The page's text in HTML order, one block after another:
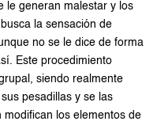
le generan malestar y los
la sensación de
no se le dice de forma
Este procedimiento
siendo realmente
pesadillas y se las
los elementos de